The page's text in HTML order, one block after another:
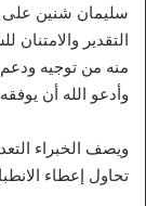
سليمان شنين على
التقدير
منه من توجيه
وأدعو الله أن
ويصف الخبراء
تحاول إعطاء